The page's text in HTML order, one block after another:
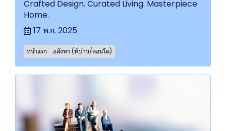
Crafted Design. Curated Living. Masterpiece
Home.
17 พ.ย. 2025
หน้าแรก อสังหา (ที่บ้าน/คอนโด)